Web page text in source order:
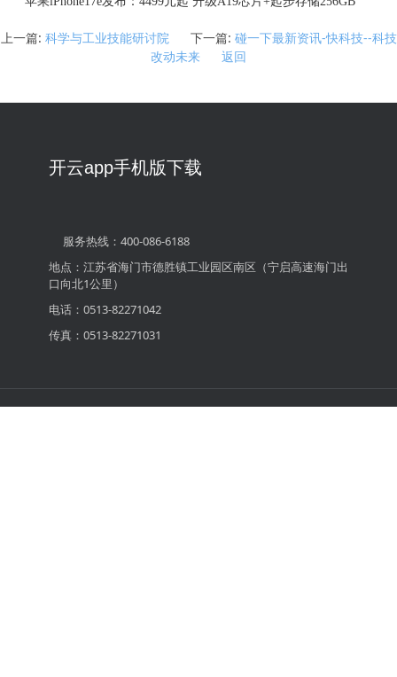
上一篇: 科学与工业技能研讨院 下一篇: 碰一下最新资讯-快科技--科技
改动未来
返回
开云app手机版下载
服务热线：400-086-6188
地点：江苏省海门市德胜镇工业园区南区（宁启高速海门出
口向北1公里）
电话：0513-82271042
传真：0513-82271031